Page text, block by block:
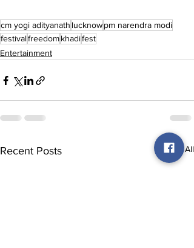
cm yogi adityanath lucknowpm narendra modi
festivalfreedomkhadifest
Entertainment
Recent Posts See All